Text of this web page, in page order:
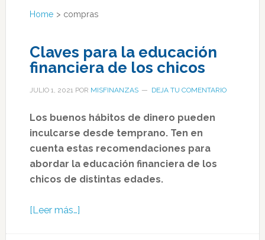
Home > compras
Claves para la educación
financiera de los chicos
JULIO 1, 2021POR MISFINANZAS DEJA TU COMENTARIO
Los buenos hábitos de dinero pueden
inculcarse desde temprano. Ten en
cuenta estas recomendaciones para
abordar la educación financiera de los
chicos de distintas edades.
[Leer más…]